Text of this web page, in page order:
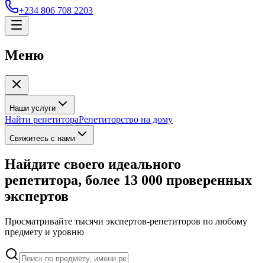
+234 806 708 2203
Меню
Наши услуги
Найти репетитораРепетиторство на дому
Свяжитесь с нами
Найдите своего идеального
репетитора, более 13 000 проверенных
экспертов
Просматривайте тысячи экспертов-репетиторов по любому
предмету и уровню